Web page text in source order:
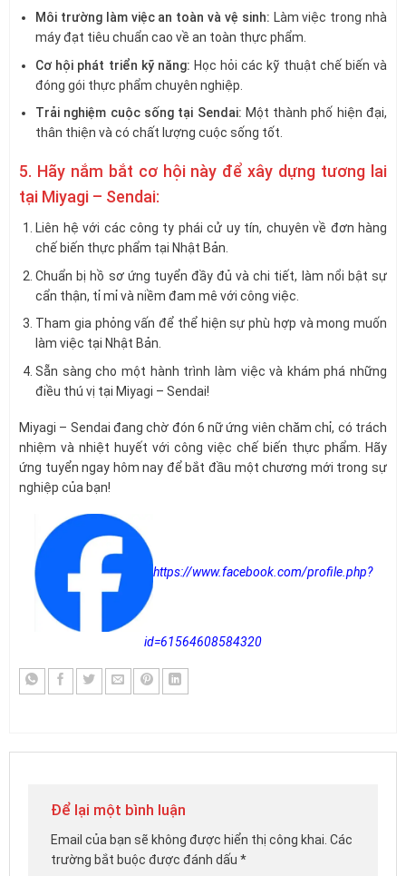
Môi trường làm việc an toàn và vệ sinh: Làm việc trong nhà
máy đạt tiêu chuẩn cao về an toàn thực phẩm.
Cơ hội phát triển kỹ năng: Học hỏi các kỹ thuật chế biến và
đóng gói thực phẩm chuyên nghiệp.
Trải nghiệm cuộc sống tại Sendai: Một thành phố hiện đại,
thân thiện và có chất lượng cuộc sống tốt.
5. Hãy nắm bắt cơ hội này để xây dựng tương lai
tại Miyagi – Sendai:
Liên hệ với các công ty phái cử uy tín, chuyên về đơn hàng
chế biến thực phẩm tại Nhật Bản.
Chuẩn bị hồ sơ ứng tuyển đầy đủ và chi tiết, làm nổi bật sự
cẩn thận, tỉ mỉ và niềm đam mê với công việc.
Tham gia phỏng vấn để thể hiện sự phù hợp và mong muốn
làm việc tại Nhật Bản.
Sẵn sàng cho một hành trình làm việc và khám phá những
điều thú vị tại Miyagi – Sendai!
Miyagi – Sendai đang chờ đón 6 nữ ứng viên chăm chỉ, có trách
nhiệm và nhiệt huyết với công việc chế biến thực phẩm. Hãy
ứng tuyển ngay hôm nay để bắt đầu một chương mới trong sự
nghiệp của bạn!
https://www.facebook.com/profile.php?
id=61564608584320
Để lại một bình luận
Email của bạn sẽ không được hiển thị công khai. Các
trường bắt buộc được đánh dấu *